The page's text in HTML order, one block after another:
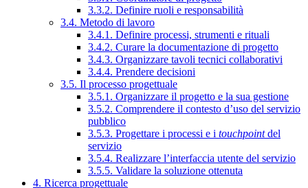
3.3.2. Definire ruoli e responsabilità
3.4. Metodo di lavoro
3.4.1. Definire processi, strumenti e rituali
3.4.2. Curare la documentazione di progetto
3.4.3. Organizzare tavoli tecnici collaborativi
3.4.4. Prendere decisioni
3.5. Il processo progettuale
3.5.1. Organizzare il progetto e la sua gestione
3.5.2. Comprendere il contesto d’uso del servizio
pubblico
3.5.3. Progettare i processi e i touchpointdel
servizio
3.5.4. Realizzare l’interfaccia utente del servizio
3.5.5. Validare la soluzione ottenuta
4. Ricerca progettuale